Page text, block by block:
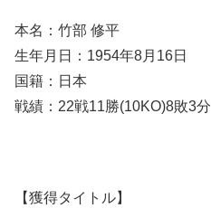
本名：竹部 修平
生年月日：1954年8月16日
国籍：日本
戦績：22戦11勝(10KO)8敗3分
【獲得タイトル】